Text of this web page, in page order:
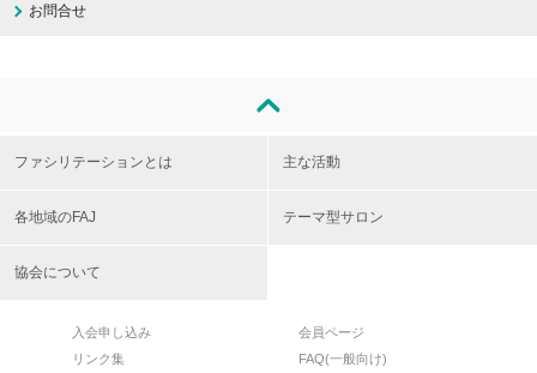
お問合せ
ファシリテーションとは 主な活動
各地域のFAJ テーマ型サロン
協会について
入会申し込み
会員ページ
リンク集
FAQ(一般向け)